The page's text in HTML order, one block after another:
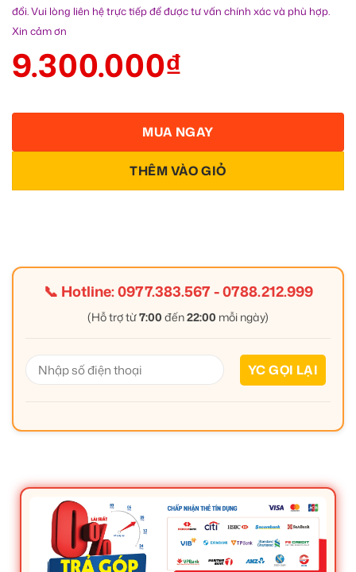
đổi. Vui lòng liên hệ trực tiếp để được tư vấn chính xác và phù hợp.
Xin cảm ơn
9.300.000₫
THÊM VÀO GIỎ
MUA NGAY
📞 Hotline:0977.383.567-0788.212.999
(Hỗ trợ từ7:00 đến22:00 mỗi ngày)